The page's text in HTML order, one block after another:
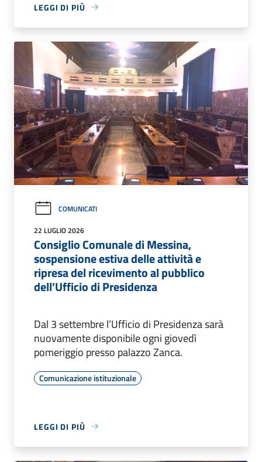
LEGGI DI PIÙ
COMUNICATI
22 LUGLIO 2026
Consiglio Comunale di Messina,
sospensione estiva delle attività e
ripresa del ricevimento al pubblico
dell’Ufficio di Presidenza
Dal 3 settembre l’Ufficio di Presidenza sarà
nuovamente disponibile ogni giovedì
pomeriggio presso palazzo Zanca.
Comunicazione istituzionale
LEGGI DI PIÙ